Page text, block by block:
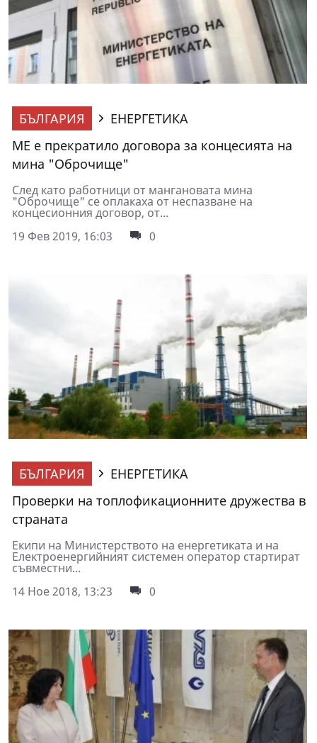
БЪЛГАРИЯ
ЕНЕРГЕТИКА
МЕ е прекратило договора за концесията на
мина "Оброчище"
След като работници от мангановата мина
"Оброчище" се оплакаха от неспазване на
концесионния договор, от...
19 Фев 2019, 16:03
0
БЪЛГАРИЯ
ЕНЕРГЕТИКА
Проверки на топлофикационните дружества в
страната
Екипи на Министерството на енергетиката и на
Електроенергийният системен оператор стартират
съвместни...
14 Ное 2018, 13:23
0